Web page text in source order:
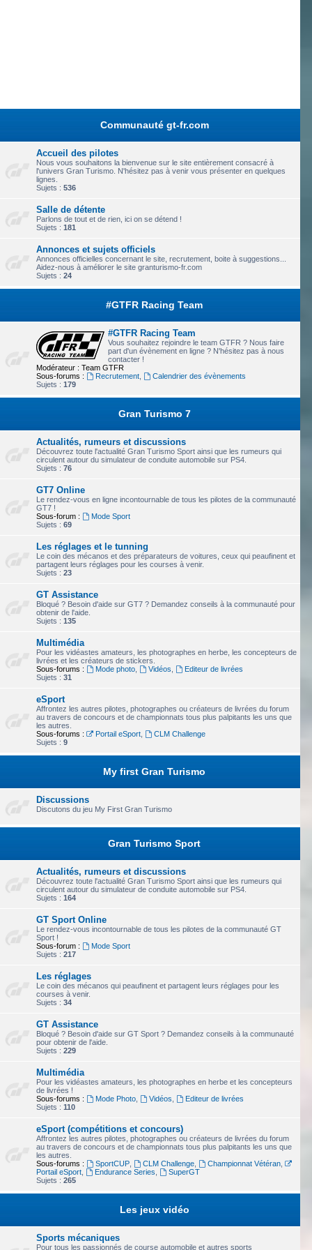
Communauté gt-fr.com
Accueil des pilotes
Nous vous souhaitons la bienvenue sur le site entièrement consacré à
l'univers Gran Turismo. N'hésitez pas à venir vous présenter en quelques
lignes.
Sujets : 536
Salle de détente
Parlons de tout et de rien, ici on se détend !
Sujets : 181
Annonces et sujets officiels
Annonces officielles concernant le site, recrutement, boite à suggestions...
Aidez-nous à améliorer le site granturismo-fr.com
Sujets : 24
#GTFR Racing Team
#GTFR Racing Team
Vous souhaitez rejoindre le team GTFR ? Nous faire
part d'un évènement en ligne ? N'hésitez pas à nous
contacter !
Modérateur : Team GTFR
Sous-forums :
Recrutement,
Calendrier des évènements
Sujets : 179
Gran Turismo 7
Actualités, rumeurs et discussions
Découvrez toute l'actualité Gran Turismo Sport ainsi que les rumeurs qui
circulent autour du simulateur de conduite automobile sur PS4.
Sujets : 76
GT7 Online
Le rendez-vous en ligne incontournable de tous les pilotes de la communauté
GT7 !
Sous-forum :
Mode Sport
Sujets : 69
Les réglages et le tunning
Le coin des mécanos et des préparateurs de voitures, ceux qui peaufinent et
partagent leurs réglages pour les courses à venir.
Sujets : 23
GT Assistance
Bloqué ? Besoin d'aide sur GT7 ? Demandez conseils à la communauté pour
obtenir de l'aide.
Sujets : 135
Multimédia
Pour les vidéastes amateurs, les photographes en herbe, les concepteurs de
livrées et les créateurs de stickers.
Sous-forums :
Mode photo, Vidéos
Editeur de livrées
Sujets : 31
eSport
Affrontez les autres pilotes, photographes ou créateurs de livrées du forum
au travers de concours et de championnats tous plus palpitants les uns que
les autres.
Sous-forums :
Portail eSport,
CLM Challenge
Sujets : 9
My first Gran Turismo
Discussions
Discutons du jeu My First Gran Turismo
Gran Turismo Sport
Actualités, rumeurs et discussions
Découvrez toute l'actualité Gran Turismo Sport ainsi que les rumeurs qui
circulent autour du simulateur de conduite automobile sur PS4.
Sujets : 164
GT Sport Online
Le rendez-vous incontournable de tous les pilotes de la communauté GT
Sport !
Sous-forum :
Mode Sport
Sujets : 217
Les réglages
Le coin des mécanos qui peaufinent et partagent leurs réglages pour les
courses à venir.
Sujets : 34
GT Assistance
Bloqué ? Besoin d'aide sur GT Sport ? Demandez conseils à la communauté
pour obtenir de l'aide.
Sujets : 229
Multimédia
Pour les vidéastes amateurs, les photographes en herbe et les concepteurs
de livrées !
Sous-forums :
Mode Photo, Vidéos
Editeur de livrées
Sujets : 110
eSport (compétitions et concours)
Affrontez les autres pilotes, photographes ou créateurs de livrées du forum
au travers de concours et de championnats tous plus palpitants les uns que
les autres.
Sous-forums :
SportCUP, CLM Challenge, Championnat Vétéran,
Portail eSport
Endurance Series
SuperGT
Sujets : 265
Les jeux vidéo
Sports mécaniques
Pour tous les passionnés de course automobile et autres sports